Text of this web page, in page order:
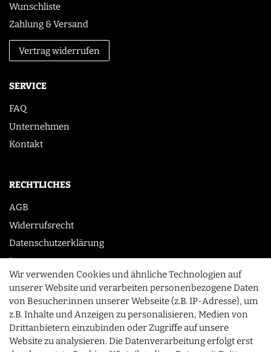
Wunschliste
Zahlung & Versand
Vertrag widerrufen
SERVICE
FAQ
Unternehmen
Kontakt
RECHTLICHES
AGB
Widerrufsrecht
Datenschutzerklärung
Impressum
KONTAKT
0355 /28913232
info@gourmeo24.com
Wir verwenden Cookies und ähnliche Technologien auf
unserer Website und verarbeiten personenbezogene Daten
von Besucher:innen unserer Webseite (z.B. IP-Adresse), um
z.B. Inhalte und Anzeigen zu personalisieren, Medien von
Drittanbietern einzubinden oder Zugriffe auf unsere
Website zu analysieren. Die Datenverarbeitung erfolgt erst